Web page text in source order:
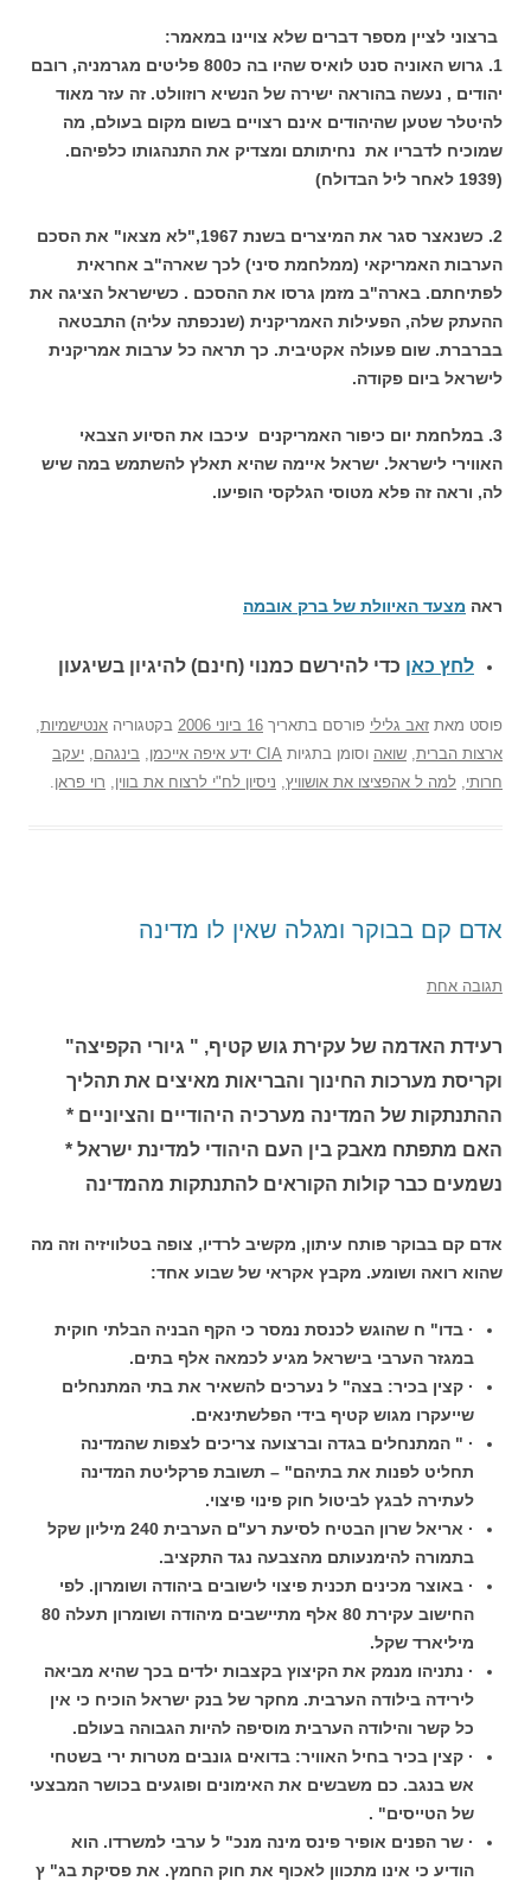
ברצוני לציין מספר דברים שלא צויינו במאמר:
1. גרוש האוניה סנט לואיס שהיו בה כ800 פליטים מגרמניה, רובם
יהודים , נעשה בהוראה ישירה של הנשיא רוזוולט. זה עזר מאוד
להיטלר שטען שהיהודים אינם רצויים בשום מקום בעולם, מה
שמוכיח לדבריו את נחיתותם ומצדיק את התנהגותו כלפיהם.
(1939 לאחר ליל הבדולח)
2. כשנאצר סגר את המיצרים בשנת 1967,"לא מצאו" את הסכם
הערבות האמריקאי (ממלחמת סיני) לכך שארה"ב אחראית
לפתיחתם. בארה"ב מזמן גרסו את ההסכם . כשישראל הציגה את
ההעתק שלה, הפעילות האמריקנית (שנכפתה עליה) התבטאה
בברברת. שום פעולה אקטיבית. כך תראה כל ערבות אמריקנית
לישראל ביום פקודה.
3. במלחמת יום כיפור האמריקנים עיכבו את הסיוע הצבאי
האווירי לישראל. ישראל איימה שהיא תאלץ להשתמש במה שיש
לה, וראה זה פלא מטוסי הגלקסי הופיעו.
ראה מצעד האיוולת של ברק אובמה
לחץ כאן כדי להירשם כמנוי (חינם) להיגיון בשיגעון
פוסט מאת זאב גלילי פורסם בתאריך 16 ביוני 2006 בקטגוריה אנטישמיות
ארצות הברית שואה וסומן בתגיות CIA ידע איפה אייכמן בינגהם יעקב
חרותי למה ל אהפציצו את אושוויץ ניסיון לח"י לרצוח את בווין רוי פראן
אדם קם בבוקר ומגלה שאין לו מדינה
תגובה אחת
רעידת האדמה של עקירת גוש קטיף, " גיורי הקפיצה"
וקריסת מערכות החינוך והבריאות מאיצים את תהליך
ההתנתקות של המדינה מערכיה היהודיים והציוניים *
האם מתפתח מאבק בין העם היהודי למדינת ישראל *
נשמעים כבר קולות הקוראים להתנתקות מהמדינה
אדם קם בבוקר פותח עיתון, מקשיב לרדיו, צופה בטלוויזיה וזה מה
שהוא רואה ושומע. מקבץ אקראי של שבוע אחד:
· בדו" ח שהוגש לכנסת נמסר כי הקף הבניה הבלתי חוקית
במגזר הערבי בישראל מגיע לכמאה אלף בתים.
· קצין בכיר: בצה" ל נערכים להשאיר את בתי המתנחלים
שייעקרו מגוש קטיף בידי הפלשתינאים.
· " המתנחלים בגדה וברצועה צריכים לצפות שהמדינה
תחליט לפנות את בתיהם" – תשובת פרקליטת המדינה
לעתירה לבגץ לביטול חוק פינוי פיצוי.
· אריאל שרון הבטיח לסיעת רע"ם הערבית 240 מיליון שקל
בתמורה להימנעותם מהצבעה נגד התקציב.
· באוצר מכינים תכנית פיצוי לישובים ביהודה ושומרון. לפי
החישוב עקירת 80 אלף מתיישבים מיהודה ושומרון תעלה 80
מיליארד שקל.
· נתניהו מנמק את הקיצוץ בקצבות ילדים בכך שהיא מביאה
לירידה בילודה הערבית. מחקר של בנק ישראל הוכיח כי אין
כל קשר והילודה הערבית מוסיפה להיות הגבוהה בעולם.
· קצין בכיר בחיל האוויר: בדואים גונבים מטרות ירי בשטחי
אש בנגב. כם משבשים את האימונים ופוגעים בכושר המבצעי
של הטייסים" .
· שר הפנים אופיר פינס מינה מנכ" ל ערבי למשרדו. הוא
הודיע כי אינו מתכוון לאכוף את חוק החמץ. את פסיקת בג" ץ